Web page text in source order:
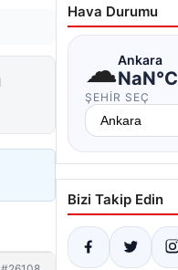
Hava Durumu
☁Ankara
NaN°C
ŞEHIR SEÇ
Bizi Takip Edin